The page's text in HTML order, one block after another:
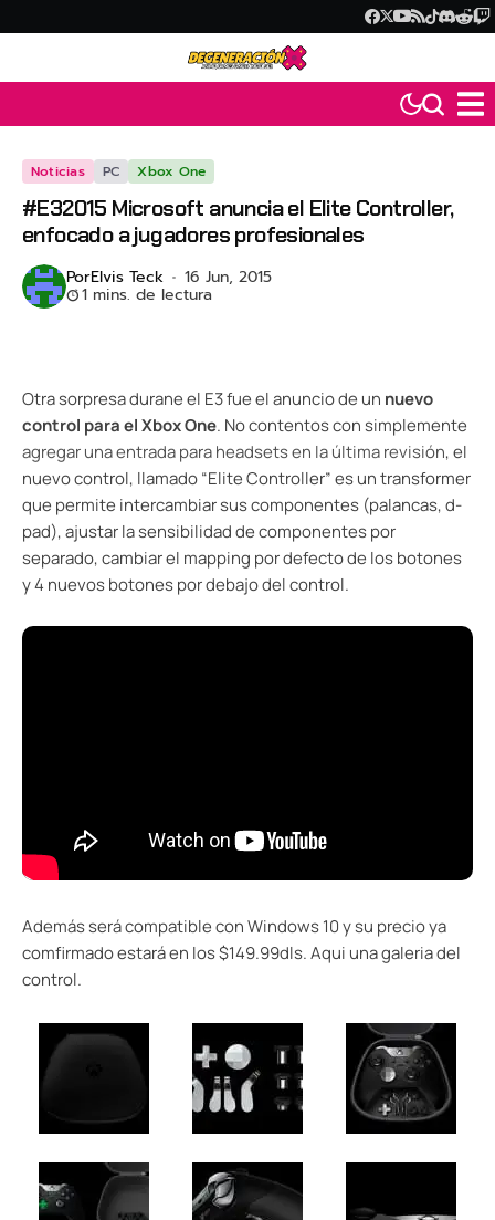
Noticias PC Xbox One
#E32015 Microsoft anuncia el Elite Controller,
enfocado a jugadores profesionales
PorElvis Teck 16 Jun, 2015
1 mins. de lectura
Otra sorpresa durane el E3 fue el anuncio de un nuevo
control para el Xbox One. No contentos con simplemente
agregar una entrada para headsets en la última revisión, el
nuevo control, llamado “Elite Controller” es un transformer
que permite intercambiar sus componentes (palancas, d-
pad), ajustar la sensibilidad de componentes por
separado, cambiar el mapping por defecto de los botones
y 4 nuevos botones por debajo del control.
Además será compatible con Windows 10 y su precio ya
comfirmado estará en los $149.99dls. Aqui una galeria del
control.